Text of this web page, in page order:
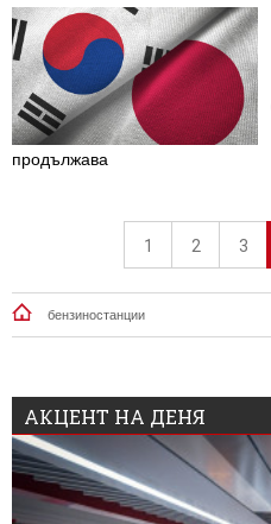
продължава
1 2 3
бензиностанции
АКЦЕНТ НА ДЕНЯ